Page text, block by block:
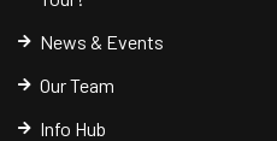
News & Events
Our Team
Info Hub